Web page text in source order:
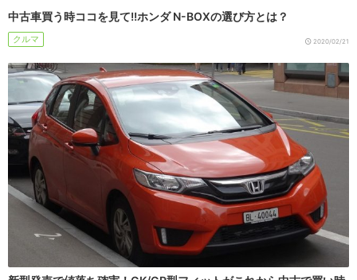
中古車買う時ココを見て!!ホンダ N-BOXの選び方とは？
クルマ 2020/02/21